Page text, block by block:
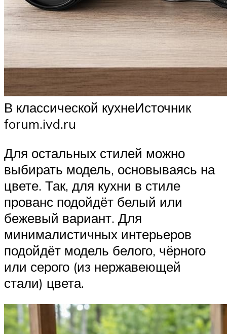
В классической кухнеИсточник
forum.ivd.ru
Для остальных стилей можно
выбирать модель, основываясь на
цвете. Так, для кухни в стиле
прованс подойдёт белый или
бежевый вариант. Для
минималистичных интерьеров
подойдёт модель белого, чёрного
или серого (из нержавеющей
стали) цвета.